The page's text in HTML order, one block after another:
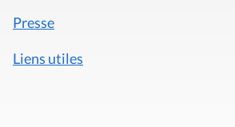
Presse
Liens utiles